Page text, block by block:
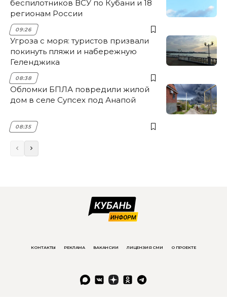
беспилотников ВСУ по Кубани и 18
регионам России
09:26
Угроза с моря: туристов призвали
покинуть пляжи и набережную
Геленджика
08:38
Обломки БПЛА повредили жилой
дом в селе Супсех под Анапой
08:35
КОНТАКТЫ РЕКЛАМА ВАКАНСИИ ЛИЦЕНЗИЯ СМИ О ПРОЕКТЕ